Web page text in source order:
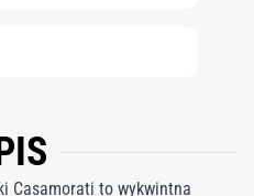
Casamorati to wykwintna